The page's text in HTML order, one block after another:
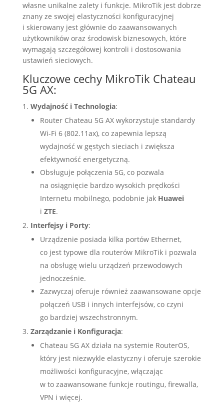
własne unikalne zalety i funkcje. MikroTik jest dobrze
znany ze swojej elastyczności konfiguracyjnej
i skierowany jest głównie do zaawansowanych
użytkowników oraz środowisk biznesowych, które
wymagają szczegółowej kontroli i dostosowania
ustawień sieciowych.
Kluczowe cechy MikroTik Chateau
5G AX:
Wydajność i Technologia:
Router Chateau 5G AX wykorzystuje standardy
Wi-Fi 6 (802.11ax), co zapewnia lepszą
wydajność w gęstych sieciach i zwiększa
efektywność energetyczną.
Obsługuje połączenia 5G, co pozwala
na osiągnięcie bardzo wysokich prędkości
Internetu mobilnego, podobnie jak Huawei
i ZTE.
Interfejsy i Porty:
Urządzenie posiada kilka portów Ethernet,
co jest typowe dla routerów MikroTik i pozwala
na obsługę wielu urządzeń przewodowych
jednocześnie.
Zazwyczaj oferuje również zaawansowane opcje
połączeń USB i innych interfejsów, co czyni
go bardziej wszechstronnym.
Zarządzanie i Konfiguracja:
Chateau 5G AX działa na systemie RouterOS,
który jest niezwykle elastyczny i oferuje szerokie
możliwości konfiguracyjne, włączając
w to zaawansowane funkcje routingu, firewalla,
VPN i więcej.